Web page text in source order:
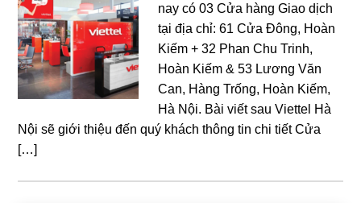
nay có 03 Cửa hàng Giao dịch
tại địa chỉ: 61 Cửa Đông, Hoàn
Kiếm + 32 Phan Chu Trinh,
Hoàn Kiếm & 53 Lương Văn
Can, Hàng Trống, Hoàn Kiếm,
Hà Nội. Bài viết sau Viettel Hà
Nội sẽ giới thiệu đến quý khách thông tin chi tiết Cửa
[…]